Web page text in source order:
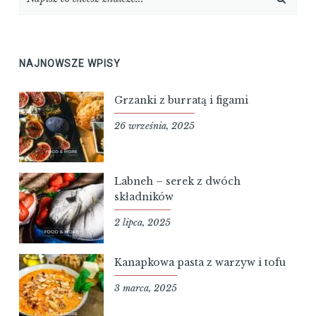
NAJNOWSZE WPISY
Grzanki z burratą i figami
26 września, 2025
Labneh – serek z dwóch
składników
2 lipca, 2025
Kanapkowa pasta z warzyw i tofu
3 marca, 2025